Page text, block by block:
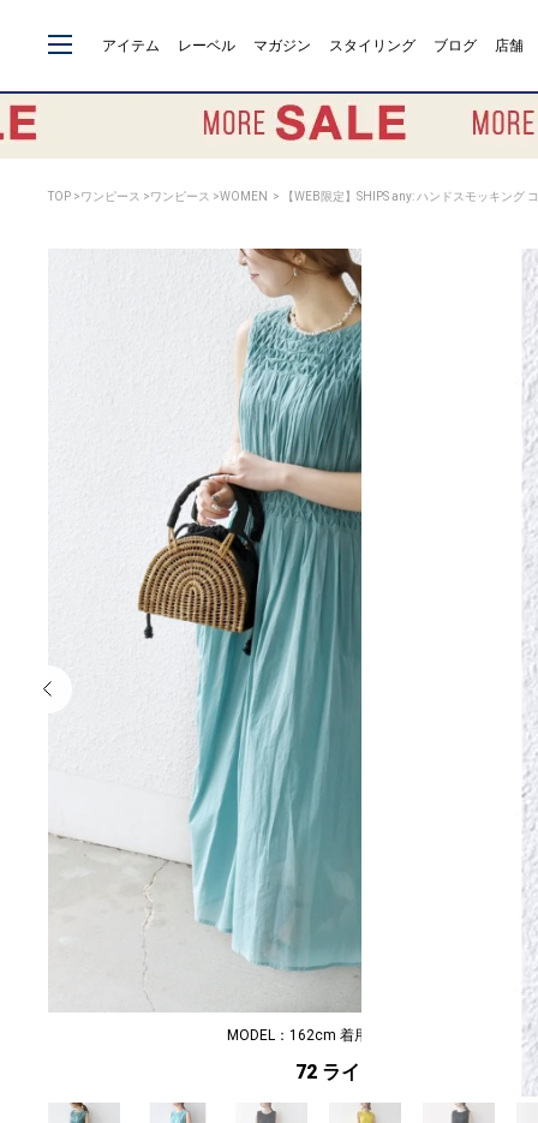
アイテム レーベル マガジン スタイリング ブログ 店舗
TOP >ワンピース >ワンピース >WOMEN > 【WEB限定】SHIPS any: ハンドスモッキング
MODEL：162cm 着用サイズ：ONE SIZE
72 ライトブルー